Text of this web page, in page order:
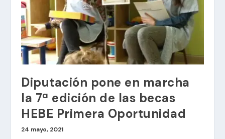
Diputación pone en marcha
la 7ª edición de las becas
HEBE Primera Oportunidad
24 mayo, 2021